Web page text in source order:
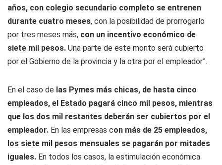
años, con colegio secundario completo se entrenen
durante cuatro meses, con la posibilidad de prorrogarlo
por tres meses más, con un incentivo económico de
siete mil pesos. Una parte de este monto será cubierto
por el Gobierno de la provincia y la otra por el empleador”.
En el caso de las Pymes más chicas, de hasta cinco
empleados, el Estado pagará cinco mil pesos, mientras
que los dos mil restantes deberán ser cubiertos por el
empleador. En las empresas con más de 25 empleados,
los siete mil pesos mensuales se pagarán por mitades
iguales. En todos los casos, la estimulación económica